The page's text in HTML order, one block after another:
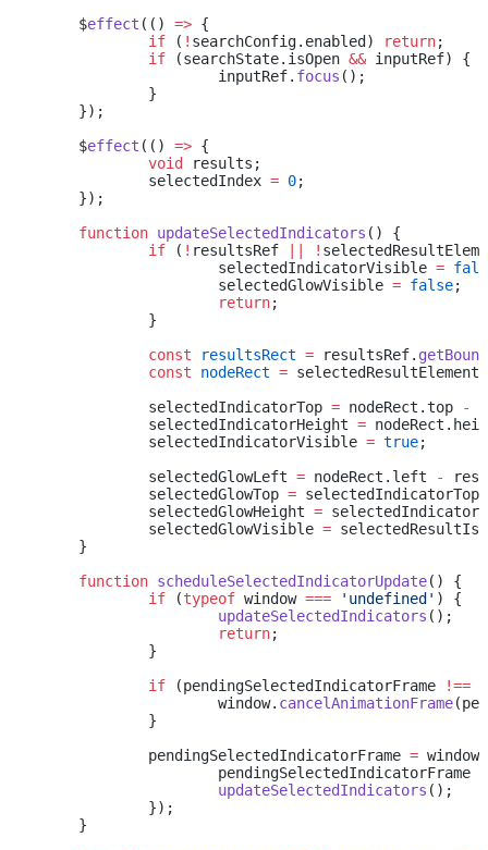
	$
effect (() => {
		if
( ! searchConfig.enabled) return;
		if
(searchState.isOpen && inputRef) {
			inputRef.
focus ();
		}
	});
	$
effect (() => {
		void
results;
		selectedIndex
= 0;
	});
	function
updateSelectedIndicators () {
		if
( ! resultsRef !
			selectedIndicatorVisible
=
			selectedGlowVisible
= false;
			return
;
		}
		const
resultsRect = resultsRef.
		const
nodeRect = selectedResultElement.
		selectedIndicatorTop
= nodeRect.top -
		selectedIndicatorHeight
=
		selectedIndicatorVisible
= true;
		selectedGlowLeft
= nodeRect.left -
		selectedGlowTop
= selectedIndicatorTop;
		selectedGlowHeight
=
		selectedGlowVisible
=
	}
	function
scheduleSelectedIndicatorUpdate() {
		if
(typeof window === 'undefined' ) {
			updateSelectedIndicators
();
			return
;
		}
		if
(pendingSelectedIndicatorFrame !==
			window.
cancelAnimationFrame
		}
		pendingSelectedIndicatorFrame
= window.
			pendingSelectedIndicatorFrame
			updateSelectedIndicators
();
		});
	}